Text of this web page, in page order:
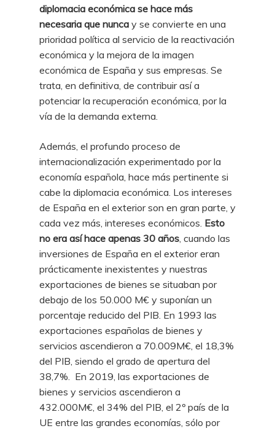
diplomacia económica se hace más
necesaria que nunca y se convierte en una
prioridad política al servicio de la reactivación
económica y la mejora de la imagen
económica de España y sus empresas. Se
trata, en definitiva, de contribuir así a
potenciar la recuperación económica, por la
vía de la demanda externa.
Además, el profundo proceso de
internacionalización experimentado por la
economía española, hace más pertinente si
cabe la diplomacia económica. Los intereses
de España en el exterior son en gran parte, y
cada vez más, intereses económicos. Esto
no era así hace apenas 30 años, cuando las
inversiones de España en el exterior eran
prácticamente inexistentes y nuestras
exportaciones de bienes se situaban por
debajo de los 50.000 M€ y suponían un
porcentaje reducido del PIB. En 1993 las
exportaciones españolas de bienes y
servicios ascendieron a 70.009M€, el 18,3%
del PIB, siendo el grado de apertura del
38,7%. En 2019, las exportaciones de
bienes y servicios ascendieron a
432.000M€, el 34% del PIB, el 2º país de la
UE entre las grandes economías, sólo por